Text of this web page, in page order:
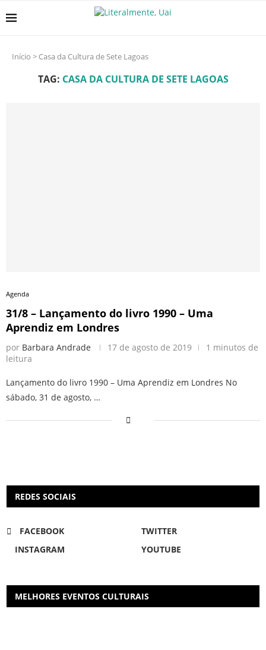
Início > Casa da Cultura de Sete Lagoas
TAG: CASA DA CULTURA DE SETE LAGOAS
Agenda
31/8 – Lançamento do livro 1990 – Uma
Aprendiz em Londres
por Barbara Andrade 17 de agosto de 2019
1 minutos de
leitura
Lançamento do livro 1990 – Uma Aprendiz em Londres No
sábado, 31 de agosto, …
REDES SOCIAIS
FACEBOOK
TWITTER
INSTAGRAM
YOUTUBE
MELHORES EVENTOS CULTURAIS